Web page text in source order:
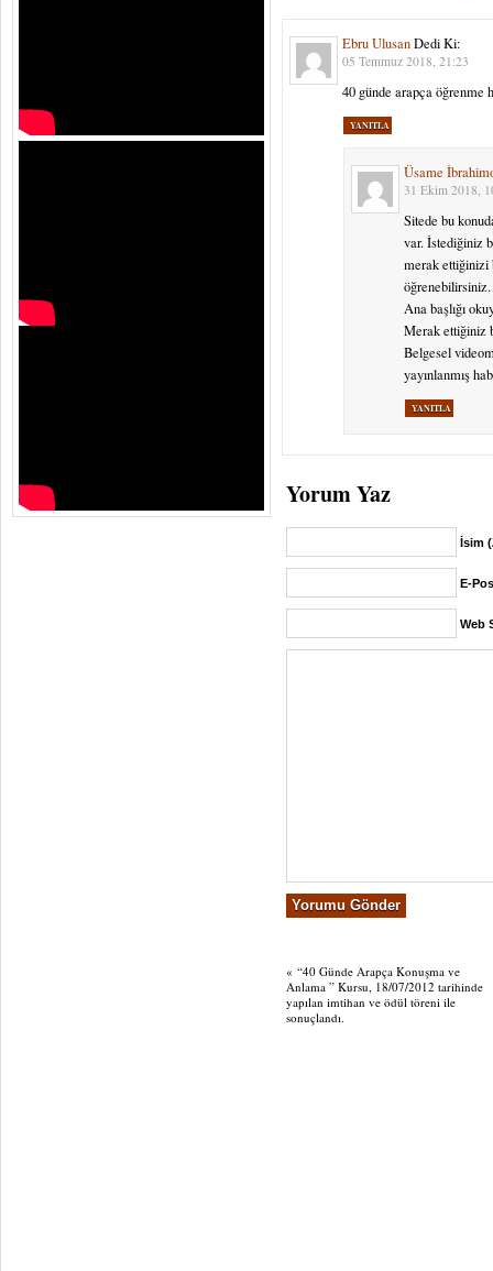
Ebru Ulusan Dedi Ki:
05 Temmuz 2018, 21:23
40 günde arapça öğrenme
YANITLA
Üsame
31 Ekim 2018,
Sitede bu
var. İstediğiniz
merak ettiğinizi
öğrenebilirsiniz.
Ana başlığı
Merak ettiğiniz
Belgesel
yayınlanmış
YANITLA
Yorum Yaz
İsim
E-
Web
« “40 Günde Arapça Konuşma ve
Anlama ” Kursu, 18/07/2012 tarihinde
yapılan imtihan ve ödül töreni ile
sonuçlandı.